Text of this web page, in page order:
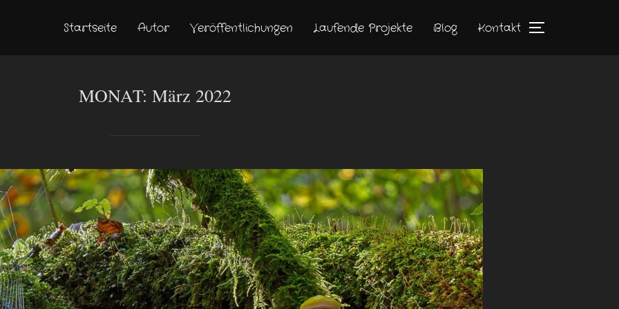
Startseite Autor Veröffentlichungen Laufende Projekte Blog Kontakt
MONAT: März 2022